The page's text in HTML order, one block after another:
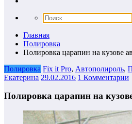
Главная
Полировка
Полировка царапин на кузове
Полировка Fix it Pro, Автополироль,
Екатерина 29.02.2016 1 Комментарии
Полировка царапин на